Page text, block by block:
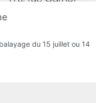
du 15 juillet ou 14